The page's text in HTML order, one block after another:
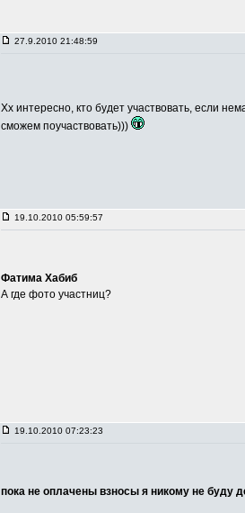
27.9.2010 21:48:59
Хх интересно, кто будет участвовать, если
сможем поучаствовать)))
19.10.2010 05:59:57
Фатима Хабиб
А где фото участниц?
19.10.2010 07:23:23
пока не оплачены взносы я никому не буду